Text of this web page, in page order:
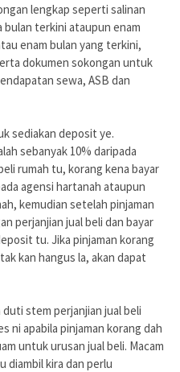
lengkap seperti salinan
terkini ataupun enam
enam bulan yang terkini,
dokumen sokongan untuk
sewa, ASB dan
sediakan deposit ye.
sebanyak 10% daripada
rumah tu, korang kena bayar
agensi hartanah ataupun
kemudian setelah pinjaman
perjanjian jual beli dan bayar
tu. Jika pinjaman korang
kan hangus la, akan dapat
stem perjanjian jual beli
ni apabila pinjaman korang dah
untuk urusan jual beli. Macam
diambil kira dan perlu